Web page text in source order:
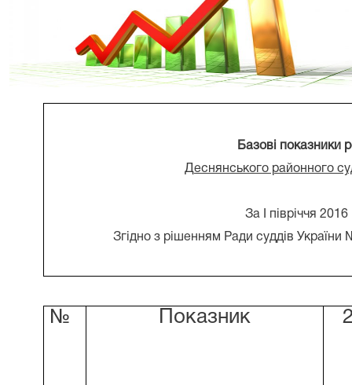
Базові показники
Деснянського районного
За І півріччя 2016
Згідно з рішенням Ради суддів України
№ Показник